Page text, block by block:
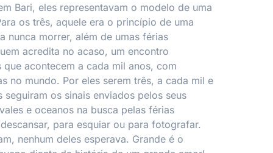
Bari, eles representavam o modelo de uma
os três, aquele era o princípio de uma
nunca morrer, além de umas férias
acredita no acaso, um encontro
acontecem a cada mil anos, com
no mundo. Por eles serem três, a cada mil e
seguiram os sinais enviados pelos seus
e oceanos na busca pelas férias
para esquiar ou para fotografar.
nenhum deles esperava. Grande é o